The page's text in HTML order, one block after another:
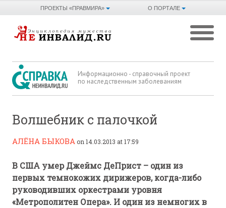
О ПОРТАЛЕ
ПРОЕКТЫ «ПРАВМИРА»
Информационно - справочный проект
по наследственным заболеваниям
Волшебник с палочкой
АЛЁНА БЫКОВАon 14.03.2013 at 17:59
В США умер Джеймс ДеПрист – один из
первых темнокожих дирижеров, когда-либо
руководивших оркестрами уровня
«Метрополитен Опера». И один из немногих в